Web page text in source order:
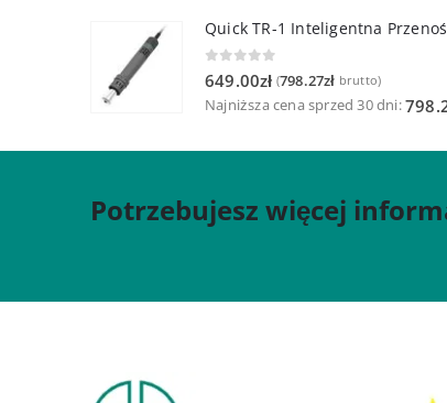
0 out of 5
649.00zł (798.27zł brutto)
Najniższa cena sprzed 30 dni:
Potrzebujesz więcej